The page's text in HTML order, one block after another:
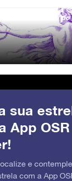
- A Princesa do
sua
App
e
com a App